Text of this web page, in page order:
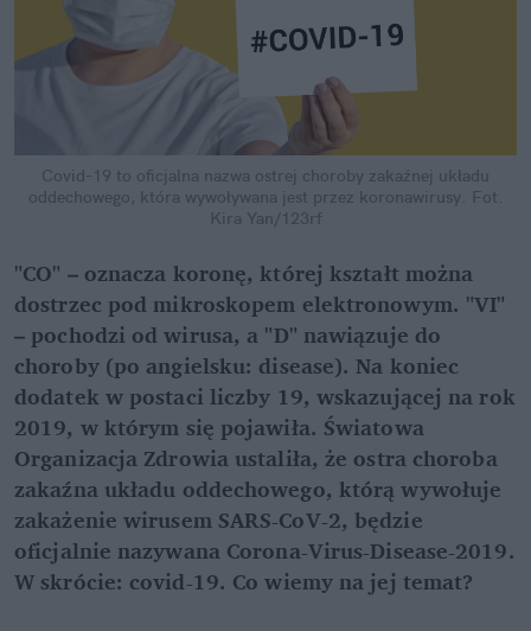
Covid-19 to oficjalna nazwa ostrej choroby zakaźnej układu
oddechowego, która wywoływana jest przez koronawirusy. Fot.
Kira Yan/123rf
"CO" – oznacza koronę, której kształt można
dostrzec pod mikroskopem elektronowym. "VI"
– pochodzi od wirusa, a "D" nawiązuje do
choroby (po angielsku: disease). Na koniec
dodatek w postaci liczby 19, wskazującej na rok
2019, w którym się pojawiła. Światowa
Organizacja Zdrowia ustaliła, że ostra choroba
zakaźna układu oddechowego, którą wywołuje
zakażenie wirusem SARS-CoV-2, będzie
oficjalnie nazywana Corona-Virus-Disease-2019.
W skrócie: covid-19. Co wiemy na jej temat?